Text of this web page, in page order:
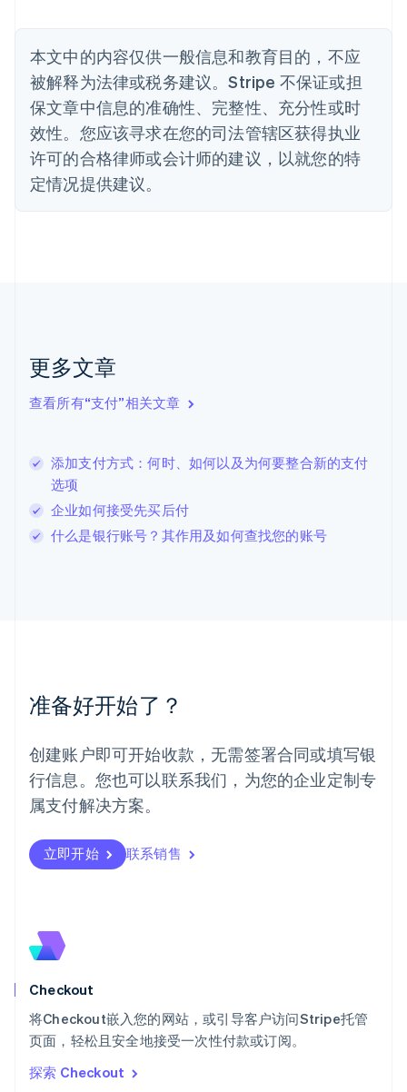
本文中的内容仅供一般信息和教育目的，不应
被解释为法律或税务建议。Stripe 不保证或担
保文章中信息的准确性、完整性、充分性或时
效性。您应该寻求在您的司法管辖区获得执业
许可的合格律师或会计师的建议，以就您的特
定情况提供建议。
更多文章
查看所有“支付”相关文章
添加支付方式：何时、如何以及为何要整合新的支付
选项
企业如何接受先买后付
什么是银行账号？其作用及如何查找您的账号
准备好开始了？
创建账户即可开始收款，无需签署合同或填写银
行信息。您也可以联系我们，为您的企业定制专
属支付解决方案。
立即开始 联系销售
Checkout
将Checkout嵌入您的网站，或引导客户访问Stripe托管
页面，轻松且安全地接受一次性付款或订阅。
探索 Checkout
比利时
波兰
English
丹麦
English
德国
Deutsch English
法国
FrançaisEnglish
芬兰
克罗地亚
EnglishItaliano
拉脱维亚
English
列支敦士登
Deutsch
卢森堡
Français DeutschEnglish
罗马尼亚
墨西哥
EspañolEnglish
English
葡萄牙
PortuguêsEnglish
日本
瑞典
Svenska English
瑞士
English
斯洛伐克
English
斯洛文尼亚
泰国
ไทยEnglish
English